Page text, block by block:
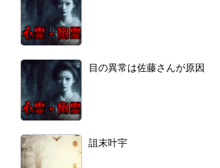
目の異常は佐藤さんが原因
詛末叶宇